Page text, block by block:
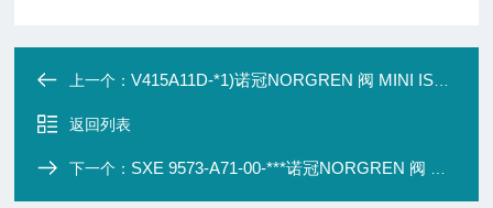
上一个：V415A11D-*1)诺冠NORGREN 阀 MINI ISO 阀
返回列表
下一个： SXE 9573-A71-00-***诺冠NORGREN 阀 先导电磁阀和气控阀